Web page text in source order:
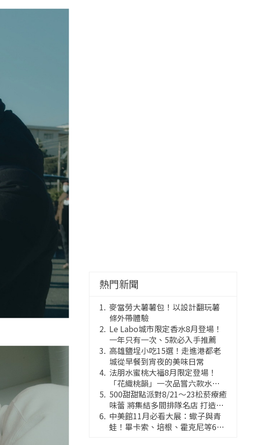
熱門新聞
麥當勞大薯薯包！以設計翻玩薯
條外帶體驗
Le Labo城市限定香水8月登場！
一年只有一次、5款必入手推薦
高雄鹽埕小吃15選！走進港都老
城從早餐到宵夜的美味日常
法朋水蜜桃大福8月限定登場！
「花織桃韻」一次品嘗六款水蜜
桃花果大福
500甜甜點派對8/21～23松菸療癒
味蕾 將集結多間排隊名店 打造靈
感創意的舞台
中美館11月必看大展：蠍子與青
蛙！畢卡索、培根、霍克尼等66